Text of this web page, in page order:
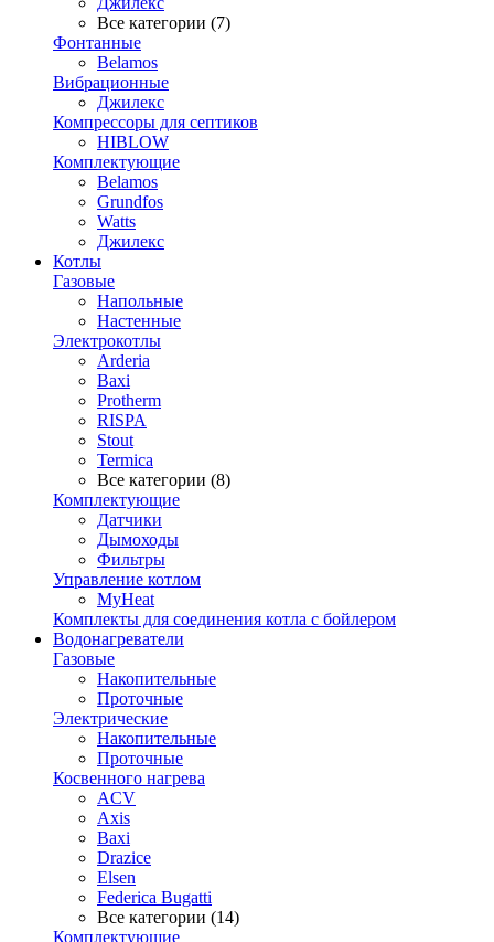
Все категории (7)
Фонтанные
Belamos
Вибрационные
Джилекс
Компрессоры для септиков
HIBLOW
Комплектующие
Belamos
Grundfos
Watts
Джилекс
Котлы
Газовые
Напольные
Настенные
Электрокотлы
Arderia
Baxi
Protherm
RISPA
Stout
Termica
Все категории (8)
Комплектующие
Датчики
Дымоходы
Фильтры
Управление котлом
MyHeat
Комплекты для соединения котла с бойлером
Водонагреватели
Газовые
Накопительные
Проточные
Электрические
Накопительные
Проточные
Косвенного нагрева
ACV
Axis
Baxi
Drazice
Elsen
Federica Bugatti
Все категории (14)
Комплектующие